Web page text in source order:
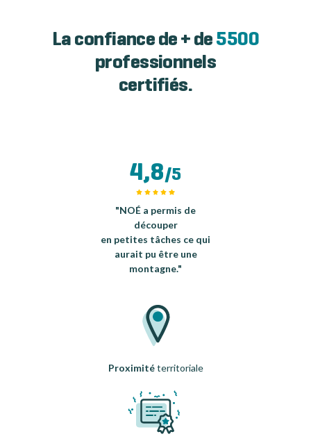
La confiance de + de 5500
professionnels
certifiés.
4,8/5
"NOÉ a permis de
découper
en petites tâches ce qui
aurait pu être une
montagne."
Proximitéterritoriale